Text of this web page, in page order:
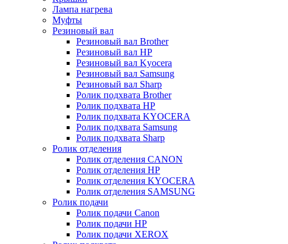
Лампа нагрева
Муфты
Резиновый вал
Резиновый вал Brother
Резиновый вал HP
Резиновый вал Kyocera
Резиновый вал Samsung
Резиновый вал Sharp
Ролик подхвата Brother
Ролик подхвата HP
Ролик подхвата KYOCERA
Ролик подхвата Samsung
Ролик подхвата Sharp
Ролик отделения
Ролик отделения CANON
Ролик отделения HP
Ролик отделения KYOCERA
Ролик отделения SAMSUNG
Ролик подачи
Ролик подачи Canon
Ролик подачи HP
Ролик подачи XEROX